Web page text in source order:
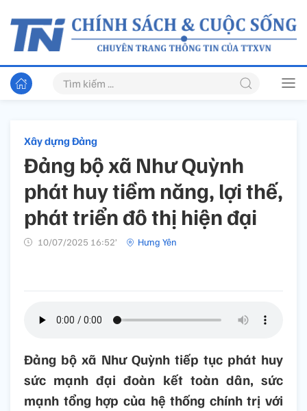
Xây dựng Đảng
Đảng bộ xã Như Quỳnh
phát huy tiềm năng, lợi thế,
phát triển đô thị hiện đại
10/07/2025 16:52’ Hưng Yên
Đảng bộ xã Như Quỳnh tiếp tục phát huy
sức mạnh đại đoàn kết toàn dân, sức
mạnh tổng hợp của hệ thống chính trị với